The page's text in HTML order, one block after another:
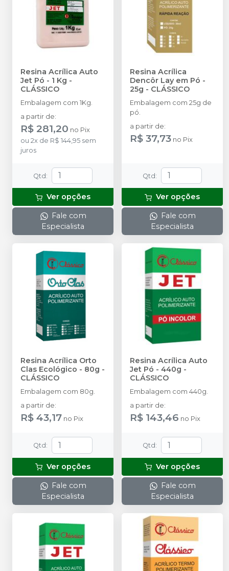
Resina Acrílica Auto
Jet Pó - 1 Kg -
CLÁSSICO
Embalagem com 1Kg.
a partir de:
R$ 281,20 no Pix
ou 2x de R$ 144,95 sem
juros
Qtd :
Ver opções
Fale com
Especialista
Resina Acrílica
Dencôr Lay em Pó -
25g - CLÁSSICO
Embalagem com 25g de
pó.
a partir de:
R$ 37,73 no Pix
Qtd :
Ver opções
Fale com
Especialista
Resina Acrílica Orto
Clas Ecológico - 80g -
CLÁSSICO
Embalagem com 80g.
a partir de:
R$ 43,17 no Pix
Qtd :
Ver opções
Fale com
Especialista
Resina Acrílica Auto
Jet Pó - 440g -
CLÁSSICO
Embalagem com 440g.
a partir de:
R$ 143,46 no Pix
Qtd :
Ver opções
Fale com
Especialista